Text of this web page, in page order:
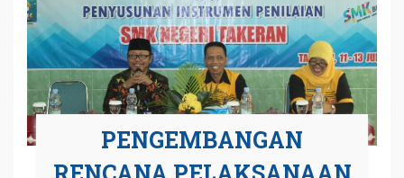
PENGEMBANGAN